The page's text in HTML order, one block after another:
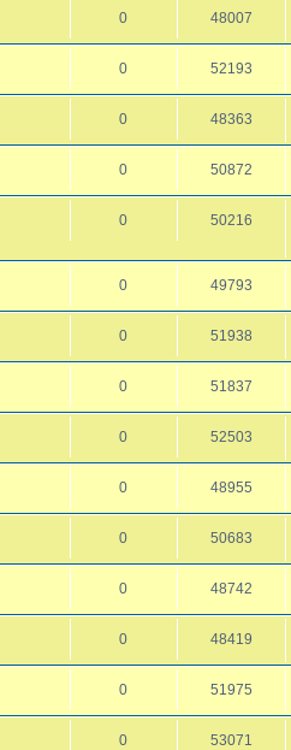
0 48007
0 52193
0 48363
0 50872
0 50216
0 49793
0 51938
0 51837
0 52503
0 48955
0 50683
0 48742
0 48419
0 51975
0 53071